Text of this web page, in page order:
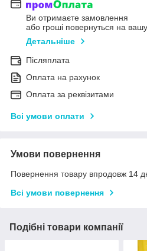
Ви отримаєте замовлення
або гроші повернуться на
Детальніше
Післяплата
Оплата на рахунок
Оплата за реквізитами
Всі умови оплати
Умови повернення
Повернення товару впродовж 14
Всі умови повернення
Подібні товари компанії